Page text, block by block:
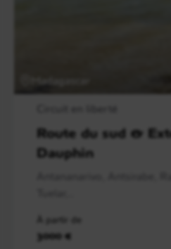
Route du sud &
Dauphin
À partir de
3000 €